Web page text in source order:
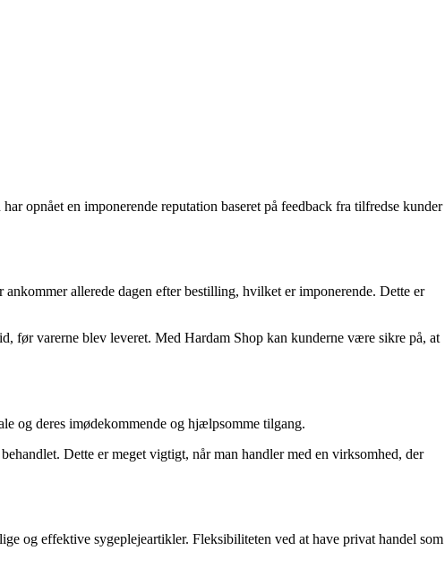
opnået en imponerende reputation baseret på feedback fra tilfredse kunder
allerede dagen efter bestilling, hvilket er imponerende. Dette er
før varerne blev leveret. Med Hardam Shop kan kunderne være sikre på, at
og deres imødekommende og hjælpsomme tilgang.
Dette er meget vigtigt, når man handler med en virksomhed, der
og effektive sygeplejeartikler. Fleksibiliteten ved at have privat handel som